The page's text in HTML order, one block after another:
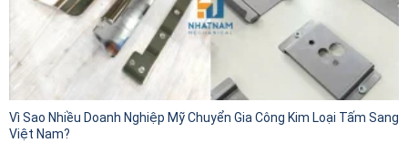
Vì Sao Nhiều Doanh Nghiệp Mỹ Chuyển Gia Công Kim Loại Tấm Sang
Việt Nam?